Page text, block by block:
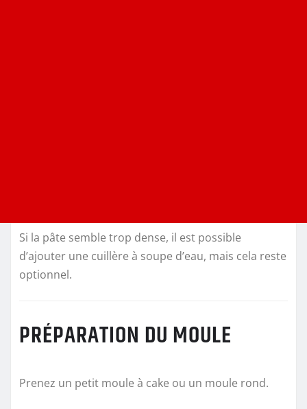
Si la pâte semble trop dense, il est possible
d’ajouter une cuillère à soupe d’eau, mais cela reste
optionnel.
PRÉPARATION DU MOULE
Prenez un petit moule à cake ou un moule rond.